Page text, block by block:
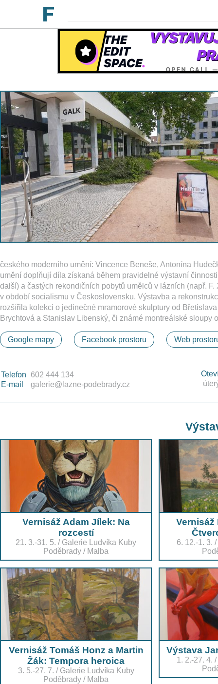
českého moderního umění: Vincence Beneše, Antonína
umění doplňují díla získaná během pravidelné výstavní
další) a častých rekondičních pobytů umělců v lázních (např.
v období socialismu v Československu. Výstavba a
rozšířila kolekci o jedinečné mramorové skulptury od
Brychtová a Stanislav Libenský, či známé montreálské sloupy
Google mapy Facebook prostoru Web
Telefon
602 444 134
E-mail
galerie@lazne-podebrady.cz
Vernisáž Adam Jílek: Na
rozcestí
21. 3.-31. 5. / Galerie Ludvíka Kuby
Poděbrady / Malba
Vernisáž
6. 12.-1. 3. /
Vernisáž Tomáš Honz a Martin
Žák: Tempora heroica
3. 5.-27. 7. / Galerie Ludvíka Kuby
Poděbrady / Malba
Výstava
1. 2.-27. 4. /